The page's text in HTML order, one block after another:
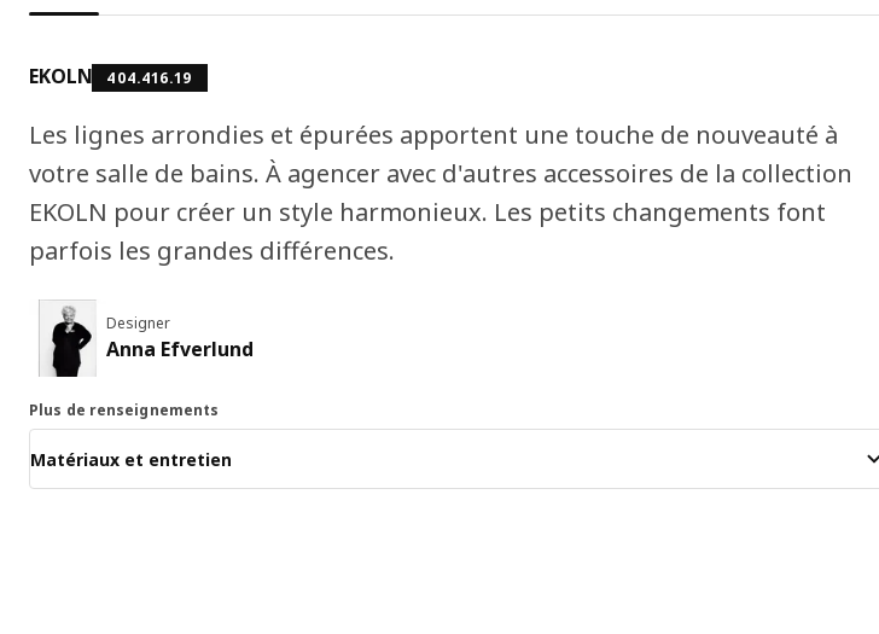
EKOLN 404.416.19
Les lignes arrondies et épurées apportent une touche de nouveauté à
votre salle de bains. À agencer avec d'autres accessoires de la collection
EKOLN pour créer un style harmonieux. Les petits changements font
parfois les grandes différences.
Designer
Anna Efverlund
Plus de renseignements
Matériaux et entretien